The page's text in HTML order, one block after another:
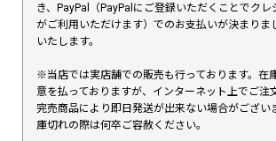
き、PayPal（PayPalにご登録いただくことでク
がご利用いただけます）でのお支払いが決まりま
いたします。
※当店では実店舗での販売も行っております。在
意を払っておりますが、インターネット上でご注
完売商品により即日発送が出来ない場合がござい
庫切れの際は何卒ご容赦ください。